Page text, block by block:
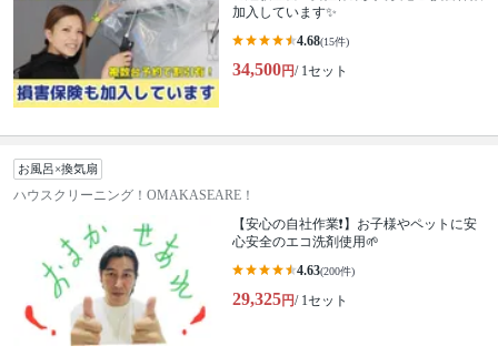
加入しています✨
4.68(15件)
34,500円/ 1セット
お風呂×換気扇
ハウスクリーニング！OMAKASEARE！
【安心の自社作業❗️】お子様やペットに安
心安全のエコ洗剤使用🌱
4.63(200件)
29,325円/ 1セット